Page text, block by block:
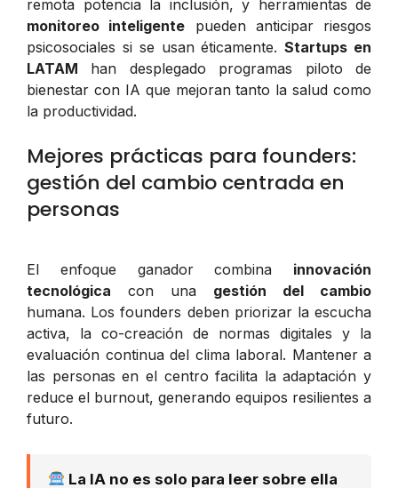
remota potencia la inclusión, y herramientas de
monitoreo inteligente pueden anticipar riesgos
psicosociales si se usan éticamente.Startups en
LATAM han desplegado programas piloto de
bienestar con IA que mejoran tanto la salud como
la productividad.
Mejores prácticas para founders:
gestión del cambio centrada en
personas
El enfoque ganador combina innovación
tecnológica con una gestión del cambio
humana. Los founders deben priorizar la escucha
activa, la co-creación de normas digitales y la
evaluación continua del clima laboral. Mantener a
las personas en el centro facilita la adaptación y
reduce el burnout, generando equipos resilientes a
futuro.
La IA no es solo para leer sobre ella